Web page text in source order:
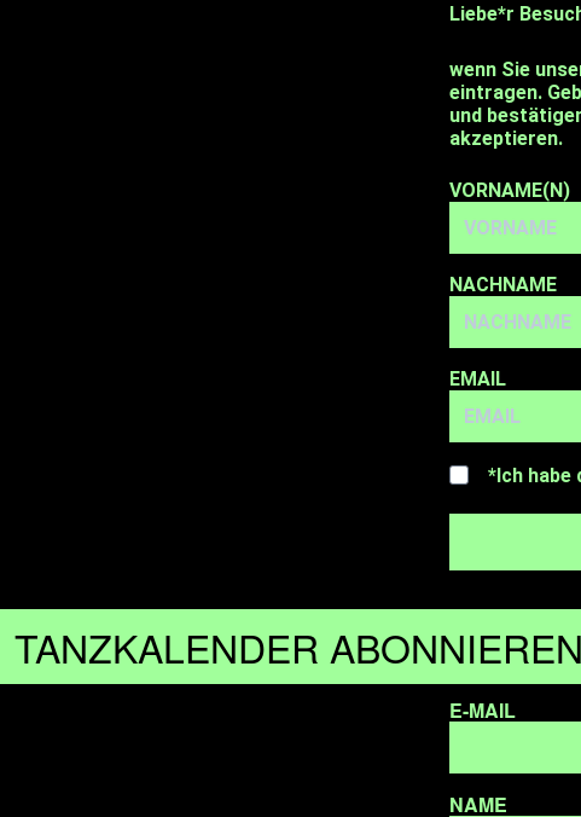
Liebe*r
wenn Sie
eintragen.
und
akzeptieren.
VORNAME(N)
NACHNAME
EMAIL
*Ich habe
TANZKALENDER
E-MAIL
NAME